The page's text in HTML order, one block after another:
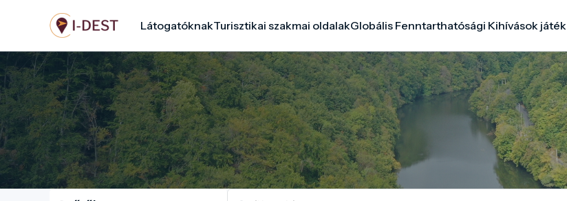
tartalomra
LátogatóknakTurisztikai szakmai oldalakGlobális Fenntarthatósági Kihívások játék